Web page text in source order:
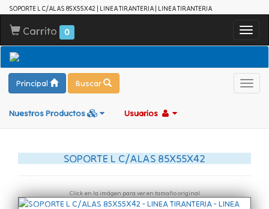
SOPORTE L C/ALAS 85X55X42 | LINEA TIRANTERIA | LINEA TIRANTERIA
Carrito 0
Principal Buscar
Nuestros Productos Usuarios
SOPORTE L C/ALAS 85X55X42
Click en la imágen para ver en tamaño original